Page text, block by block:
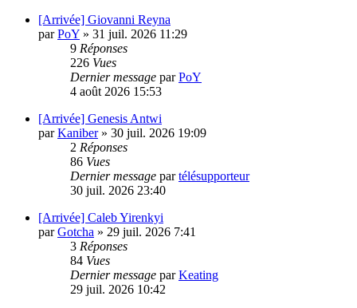
[Arrivée] Giovanni Reyna
parPoY » 31 juil. 2026 11:29
9 Réponses
226 Vues
Dernier message parPoY
4 août 2026 15:53
[Arrivée] Genesis Antwi
parKaniber» 30 juil. 2026 19:09
2 Réponses
86 Vues
Dernier message partélésupporteur
30 juil. 2026 23:40
[Arrivée] Caleb Yirenkyi
parGotcha » 29 juil. 2026 7:41
3 Réponses
84 Vues
Dernier message parKeating
29 juil. 2026 10:42